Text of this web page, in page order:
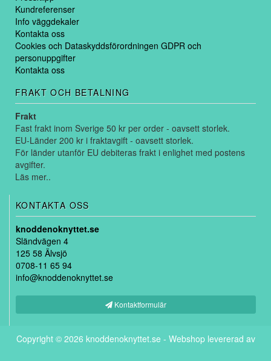
Kundreferenser
Info väggdekaler
Kontakta oss
Cookies och Dataskyddsförordningen GDPR och
personuppgifter
Kontakta oss
FRAKT OCH BETALNING
Frakt
Fast frakt inom Sverige 50 kr per order - oavsett storlek.
EU-Länder 200 kr i fraktavgift - oavsett storlek.
För länder utanför EU debiteras frakt i enlighet med postens
avgifter.
Läs mer..
KONTAKTA OSS
knoddenoknyttet.se
Sländvägen 4
125 58 Älvsjö
0708-11 65 94
info@knoddenoknyttet.se
Kontaktformulär
Copyright © 2026 knoddenoknyttet.se - Webshop levererad av